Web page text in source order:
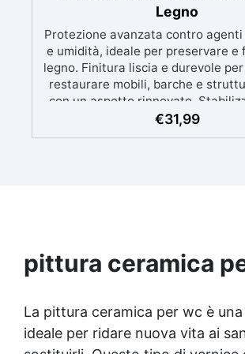
Legno
Protezione avanzata contro
e umidità, ideale per preservare e
legno. Finitura liscia e durevole
restaurare mobili, barche e
con un aspetto rinnovato.
legno senza bolle d’aria, perfetta
€31,99
pittura ceramica
La pittura ceramica per wc è
ideale per ridare nuova vita ai